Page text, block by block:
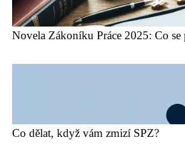
Novela Zákoníku Práce 2025: Co se
Co dělat, když vám zmizí SPZ?